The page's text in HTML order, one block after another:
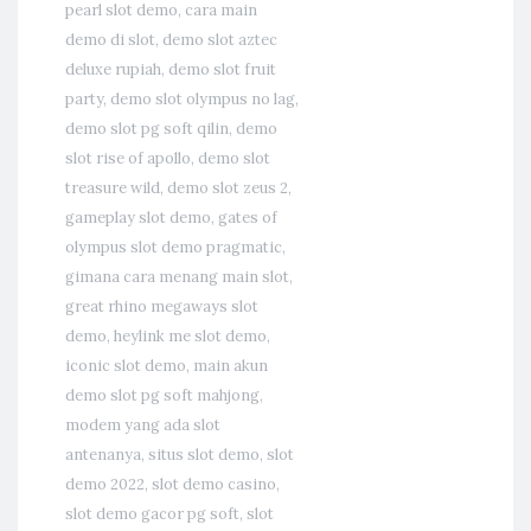
pearl slot demo, cara main
demo di slot, demo slot aztec
deluxe rupiah, demo slot fruit
party, demo slot olympus no lag,
demo slot pg soft qilin, demo
slot rise of apollo, demo slot
treasure wild, demo slot zeus 2,
gameplay slot demo, gates of
olympus slot demo pragmatic,
gimana cara menang main slot,
great rhino megaways slot
demo, heylink me slot demo,
iconic slot demo, main akun
demo slot pg soft mahjong,
modem yang ada slot
antenanya, situs slot demo, slot
demo 2022, slot demo casino,
slot demo gacor pg soft, slot